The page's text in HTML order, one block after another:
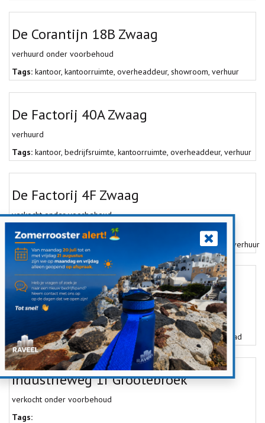
De Corantijn 18B Zwaag
verhuurd onder voorbehoud
Tags: kantoor, kantoorruimte, overheaddeur, showroom, verhuur
De Factorij 40A Zwaag
verhuurd
Tags: kantoor, bedrijfsruimte, kantoorruimte, overheaddeur, verhuur
De Factorij 4F Zwaag
verkocht onder voorbehoud
Tags:
bedrijfsverzamelgebouw
overheaddeur verkoop verhuur
Tomatenmarkt 38 Zwaagdijk-Oost
Vraagprijs
€ 579.000 k.k.
Tags: bestemmingsplan,exclusief ,kantoor,bedrijfsruimte,ligbad
Industrieweg 1f Grootebroek
verkocht onder voorbehoud
Tags: